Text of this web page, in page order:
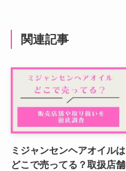
関連記事
ミジャンセンヘアオイルは
どこで売ってる？取扱店舗